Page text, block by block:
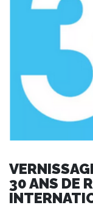
30 ANS DE